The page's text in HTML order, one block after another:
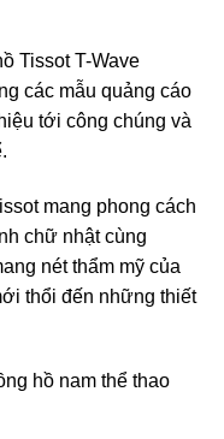
Tissot T-Wave
các mẫu quảng cáo
tới công chúng và
mang phong cách
chữ nhật cùng
nét thẩm mỹ của
thổi đến những thiết
hồ nam thể thao